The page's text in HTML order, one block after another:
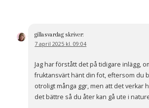
gillasvardag skriver:
7 april 2025 kl. 09:04
Jag har förstått det på tidigare inlägg,
fruktansvärt hänt din fot, eftersom du
otroligt många ggr, men att det verkar
det bättre så du åter kan gå ute i